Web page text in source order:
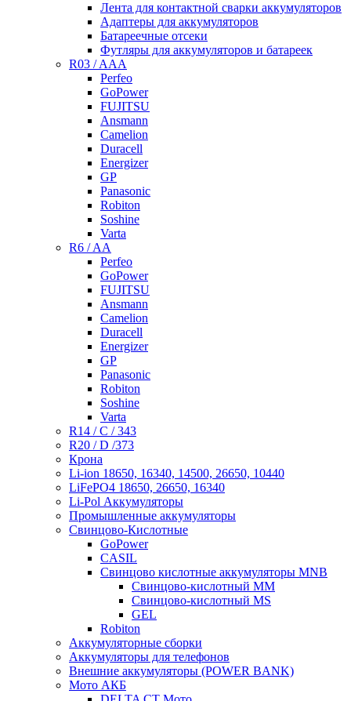
Лента для контактной сварки аккумуляторов
Адаптеры для аккумуляторов
Батареечные отсеки
Футляры для аккумуляторов и батареек
R03 / AAA
Perfeo
GoPower
FUJITSU
Ansmann
Camelion
Duracell
Energizer
GP
Panasonic
Robiton
Soshine
Varta
R6 / AA
Perfeo
GoPower
FUJITSU
Ansmann
Camelion
Duracell
Energizer
GP
Panasonic
Robiton
Soshine
Varta
R14 / C / 343
R20 / D /373
Крона
Li-ion 18650, 16340, 14500, 26650, 10440
LiFePO4 18650, 26650, 16340
Li-Pol Аккумуляторы
Промышленные аккумуляторы
Свинцово-Кислотные
GoPower
CASIL
Свинцово кислотные аккумуляторы MNB
Cвинцово-кислотный MM
Cвинцово-кислотный MS
GEL
Robiton
Аккумуляторные сборки
Аккумуляторы для телефонов
Внешние аккумуляторы (POWER BANK)
Мото АКБ